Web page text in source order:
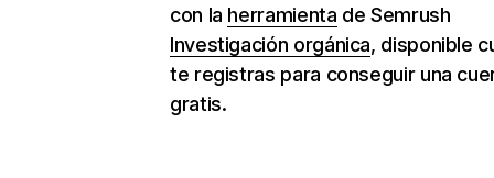
con la herramienta de Semrush
Investigación orgánica, disponible
te registras para conseguir una
gratis.